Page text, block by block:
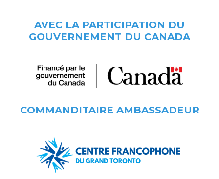
AVEC LA PARTICIPATION DU
GOUVERNEMENT DU CANADA
COMMANDITAIRE AMBASSADEUR